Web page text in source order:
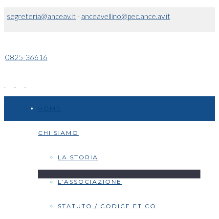
segreteria@anceav.it- anceavellino@pec.ance.av.it
0825-36616
CHI SIAMO
LA STORIA
L’ASSOCIAZIONE
STATUTO / CODICE ETICO